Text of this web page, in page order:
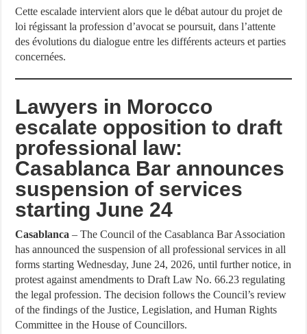
Cette escalade intervient alors que le débat autour du projet de
loi régissant la profession d’avocat se poursuit, dans l’attente
des évolutions du dialogue entre les différents acteurs et parties
concernées.
Lawyers in Morocco
escalate opposition to draft
professional law:
Casablanca Bar announces
suspension of services
starting June 24
Casablanca– The Council of the Casablanca Bar Association
has announced the suspension of all professional services in all
forms starting Wednesday, June 24, 2026, until further notice, in
protest against amendments to Draft Law No. 66.23 regulating
the legal profession. The decision follows the Council’s review
of the findings of the Justice, Legislation, and Human Rights
Committee in the House of Councillors.